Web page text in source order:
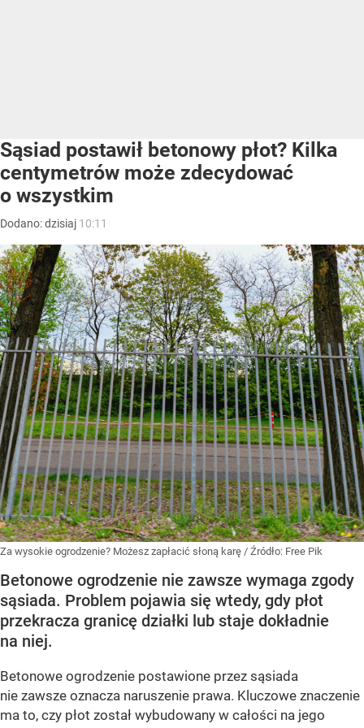
Sąsiad postawił betonowy płot? Kilka
centymetrów może zdecydować
o wszystkim
Dodano:dzisiaj 10:11
Za wysokie ogrodzenie? Możesz zapłacić słoną karę / Źródło: Free Pik
Betonowe ogrodzenie nie zawsze wymaga zgody
sąsiada. Problem pojawia się wtedy, gdy płot
przekracza granicę działki lub staje dokładnie
na niej.
Betonowe ogrodzenie postawione przez sąsiada
nie zawsze oznacza naruszenie prawa. Kluczowe znaczenie
ma to, czy płot został wybudowany w całości na jego